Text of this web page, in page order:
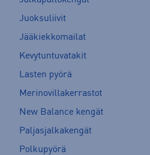
Juoksuliivit
Jääkiekkomailat
Kevytuntuvatakit
Lasten pyörä
Merinovillakerrastot
New Balance kengät
Paljasjalkakengät
Polkupyörä